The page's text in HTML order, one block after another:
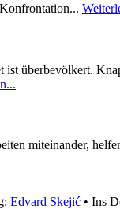
überbevölkert.
miteinander,
Edvard Skejić • Ins